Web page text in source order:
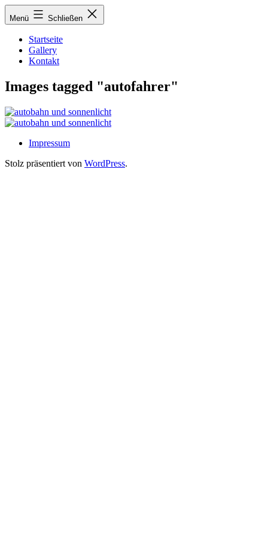
Zum
Inhalt
Menü Schließen
Startseite
Gallery
Kontakt
Images tagged "autofahrer"
Impressum
Stolz präsentiert von WordPress.